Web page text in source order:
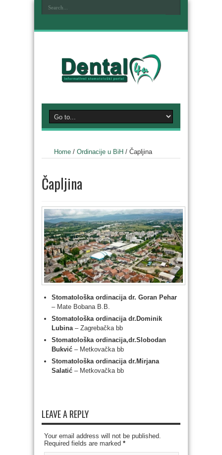
Home / Ordinacije u BiH / Čapljina
Čapljina
Stomatološka ordinacija dr. Goran Pehar
– Mate Bobana B.B.
Stomatološka ordinacija dr.Dominik
Lubina – Zagrebačka bb
Stomatološka ordinacija,dr.Slobodan
Bukvić – Metkovačka bb
Stomatološka ordinacija dr.Mirjana
Salatić – Metkovačka bb
LEAVE A REPLY
Your email address will not be published.
Required fields are marked *